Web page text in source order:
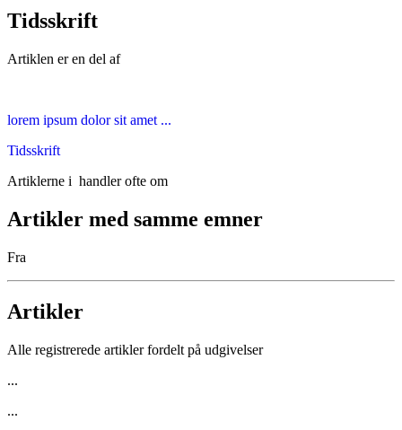
Tidsskrift
Artiklen er en del af
lorem ipsum dolor sit amet ...
Tidsskrift
Artiklerne i handler ofte om
Artikler med samme emner
Fra
Artikler
Alle registrerede artikler fordelt på udgivelser
...
...